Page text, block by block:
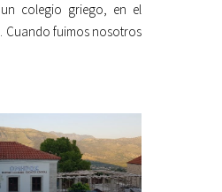
colegio griego, en el
Cuando fuimos nosotros